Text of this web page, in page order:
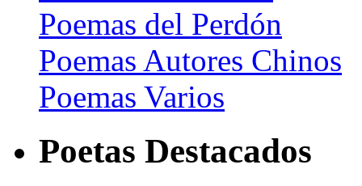
Poemas del Perdón
Poemas Autores Chinos
Poemas Varios
Poetas Destacados